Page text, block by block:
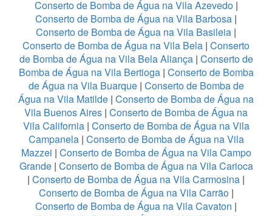
Conserto de Bomba de Água na Vila Azevedo|
Conserto de Bomba de Água na Vila Barbosa |
Conserto de Bomba de Água na Vila Basileia |
Conserto de Bomba de Água na Vila Bela | Conserto
de Bomba de Água na Vila Bela Aliança| Conserto de
Bomba de Água na Vila Bertioga| Conserto de Bomba
de Água na Vila Buarque| Conserto de Bomba de
Água na Vila Matilde | Conserto de Bomba de Água na
Vila Buenos Aires | Conserto de Bomba de Água na
Vila California| Conserto de Bomba de Água na Vila
Campanela| Conserto de Bomba de Água na Vila
Mazzei | Conserto de Bomba de Água na Vila Campo
Grande| Conserto de Bomba de Água na Vila Carioca
| Conserto de Bomba de Água na Vila Carmosina |
Conserto de Bomba de Água na Vila Carrão|
Conserto de Bomba de Água na Vila Cavaton |